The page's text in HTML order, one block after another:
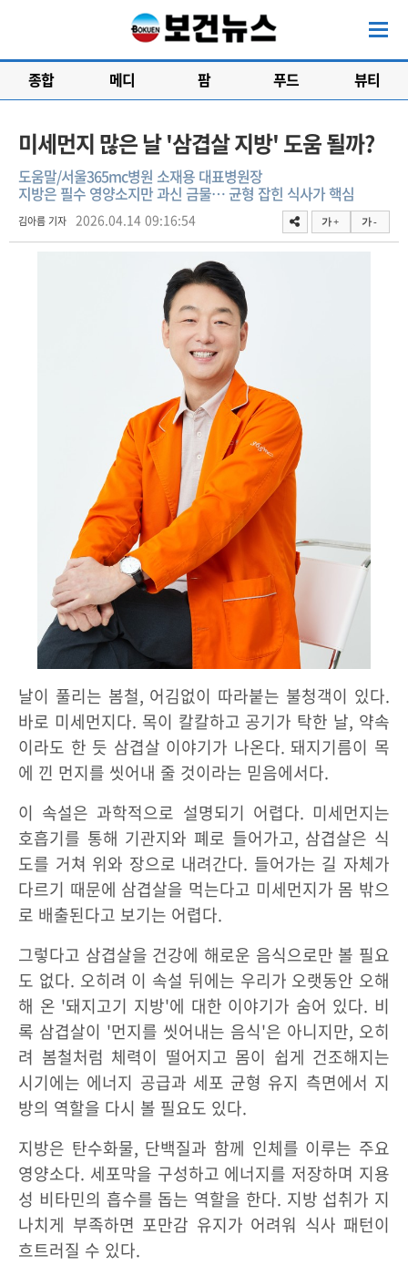
종합 메디 팜 푸드 뷰티
미세먼지 많은 날 '삼겹살 지방' 도움 될까?
도움말/서울365mc병원 소재용 대표병원장
지방은 필수 영양소지만 과신 금물… 균형 잡힌 식사가 핵심
김아름 기자 2026.04.14 09:16:54 가 + 가 -
날이 풀리는 봄철, 어김없이 따라붙는 불청객이 있다.
바로 미세먼지다. 목이 칼칼하고 공기가 탁한 날, 약속
이라도 한 듯 삼겹살 이야기가 나온다. 돼지기름이 목
에 낀 먼지를 씻어내 줄 것이라는 믿음에서다.
이 속설은 과학적으로 설명되기 어렵다. 미세먼지는
호흡기를 통해 기관지와 폐로 들어가고, 삼겹살은 식
도를 거쳐 위와 장으로 내려간다. 들어가는 길 자체가
다르기 때문에 삼겹살을 먹는다고 미세먼지가 몸 밖으
로 배출된다고 보기는 어렵다.
그렇다고 삼겹살을 건강에 해로운 음식으로만 볼 필요
도 없다. 오히려 이 속설 뒤에는 우리가 오랫동안 오해
해 온 '돼지고기 지방'에 대한 이야기가 숨어 있다. 비
록 삼겹살이 '먼지를 씻어내는 음식'은 아니지만, 오히
려 봄철처럼 체력이 떨어지고 몸이 쉽게 건조해지는
시기에는 에너지 공급과 세포 균형 유지 측면에서 지
방의 역할을 다시 볼 필요도 있다.
지방은 탄수화물, 단백질과 함께 인체를 이루는 주요
영양소다. 세포막을 구성하고 에너지를 저장하며 지용
성 비타민의 흡수를 돕는 역할을 한다. 지방 섭취가 지
나치게 부족하면 포만감 유지가 어려워 식사 패턴이
흐트러질 수 있다.